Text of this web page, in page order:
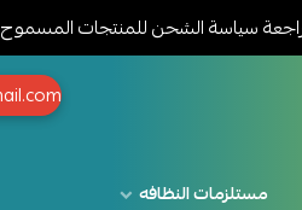
الشحن للمنتجات المسموح شحنها
مستلزمات النظافه